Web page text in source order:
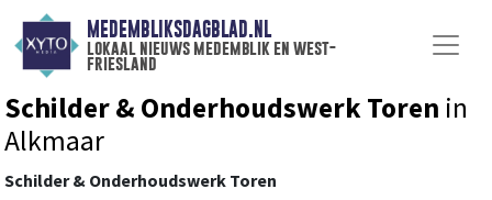
MEDEMBLIKSDAGBLAD.NL
lokaal nieuws medemblik en west-
friesland
Schilder & Onderhoudswerk Toren in
Alkmaar
Schilder & Onderhoudswerk Toren